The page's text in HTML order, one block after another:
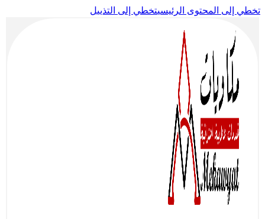
تخطي إلى المحتوى الرئيسيتخطي إلى التذييل